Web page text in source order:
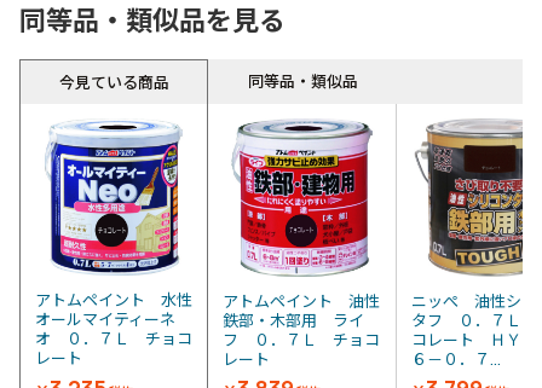
同等品・類似品を見る
今見ている商品 同等品・類似品
アトムペイント 水性
オールマイティーネ
オ ０．７Ｌ チョコ
レート
アトムペイント 油性
鉄部・木部用 ライ
フ ０．７Ｌ チョコ
レート
ニッぺ 油性シリ
タフ ０．７Ｌ
コレート ＨＹＳ
６－０．７...